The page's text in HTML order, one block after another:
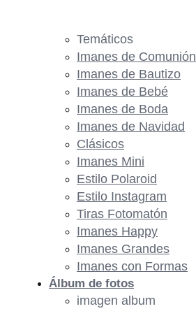
Temáticos
Imanes de Comunión
Imanes de Bautizo
Imanes de Bebé
Imanes de Boda
Imanes de Navidad
Clásicos
Imanes Mini
Estilo Polaroid
Estilo Instagram
Tiras Fotomatón
Imanes Happy
Imanes Grandes
Imanes con Formas
Álbum de fotos
imagen album